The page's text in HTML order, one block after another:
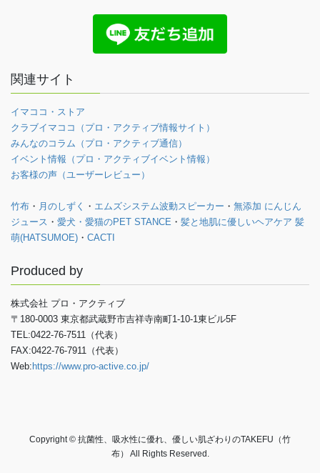
関連サイト
イマココ・ストア
クラブイマココ（プロ・アクティブ情報サイト）
みんなのコラム（プロ・アクティブ通信）
イベント情報（プロ・アクティブイベント情報）
お客様の声（ユーザーレビュー）
竹布 ・ 月のしずく ・ エムズシステム波動スピーカー ・ 無添加 にんじん
ジュース ・ 愛犬・愛猫のPET STANCE ・ 髪と地肌に優しいヘアケア 髪
萌(HATSUMOE) ・ CACTI
Produced by
株式会社 プロ・アクティブ
〒180-0003 東京都武蔵野市吉祥寺南町1-10-1東ビル5F
TEL:0422-76-7511（代表）
FAX:0422-76-7911（代表）
Web: https://www.pro-active.co.jp/
Copyright © 抗菌性、吸水性に優れ、優しい肌ざわりのTAKEFU（竹
布） All Rights Reserved.